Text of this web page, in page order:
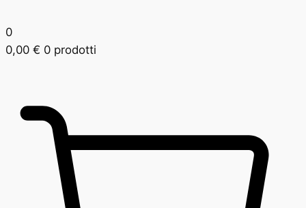
0
0,00 € 0 prodotti